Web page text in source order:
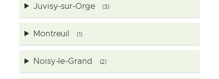
Juvisy-sur-Orge (3)
Montreuil (1)
Noisy-le-Grand (2)